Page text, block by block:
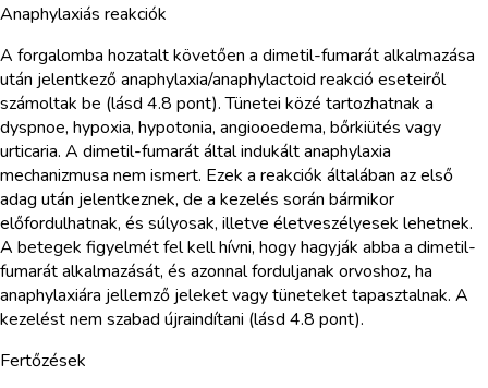
Anaphylaxiás reakciók
A forgalomba hozatalt követően a dimetil-fumarát alkalmazása
után jelentkező anaphylaxia/anaphylactoid reakció eseteiről
számoltak be (lásd 4.8 pont). Tünetei közé tartozhatnak a
dyspnoe, hypoxia, hypotonia, angiooedema, bőrkiütés vagy
urticaria. A dimetil-fumarát által indukált anaphylaxia
mechanizmusa nem ismert. Ezek a reakciók általában az első
adag után jelentkeznek, de a kezelés során bármikor
előfordulhatnak, és súlyosak, illetve életveszélyesek lehetnek.
A betegek figyelmét fel kell hívni, hogy hagyják abba a dimetil-
fumarát alkalmazását, és azonnal forduljanak orvoshoz, ha
anaphylaxiára jellemző jeleket vagy tüneteket tapasztalnak. A
kezelést nem szabad újraindítani (lásd 4.8 pont).
Fertőzések